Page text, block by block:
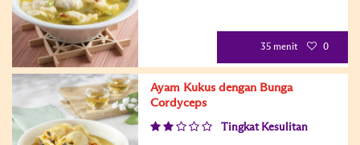
35 menit 0
Ayam Kukus dengan Bunga
Cordyceps
Tingkat Kesulitan